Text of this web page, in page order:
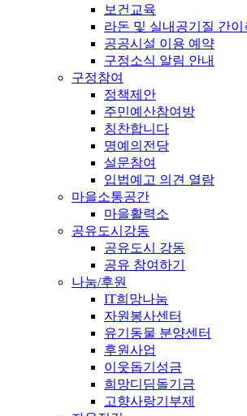
보건교육
라돈 및 실내공기질 간
공공시설 이용 예약
구정소식 알림 안내
구정참여
정책제안
주민예산참여방
칭찬합니다
명예의전당
설문참여
입법예고 의견 열람
마을소통공간
마을활력소
공유도시강동
공유도시 강동
공유 참여하기
나눔/후원
IT희망나눔
자원봉사센터
유기동물 분양센터
후원사업
이웃돕기성금
희망디딤돌기금
고향사랑기부제